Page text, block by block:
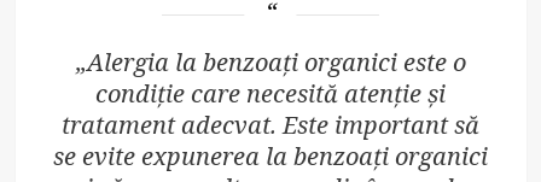
„Alergia la benzoați organici este o
condiție care necesită atenție și
tratament adecvat. Este important să
se evite expunerea la benzoați organici